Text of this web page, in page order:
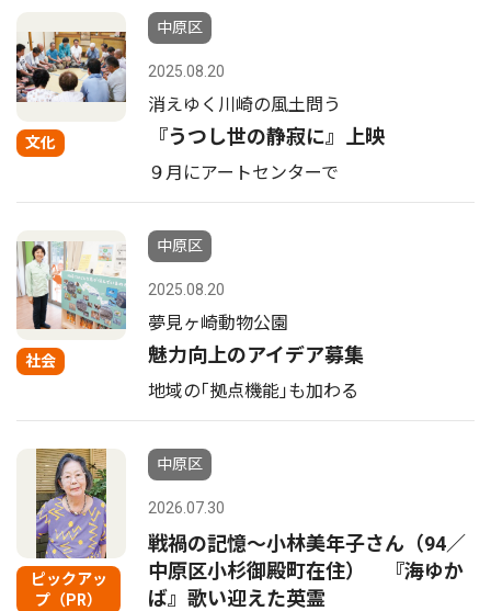
文化
中原区
2025.08.20
消えゆく川崎の風土問う
『うつし世の静寂に』上映
９月にアートセンターで
社会
中原区
2025.08.20
夢見ヶ崎動物公園
魅力向上のアイデア募集
地域の｢拠点機能｣も加わる
ピックアッ
プ（PR）
中原区
2026.07.30
戦禍の記憶〜小林美年子さん（94／
中原区小杉御殿町在住） 『海ゆか
ば』歌い迎えた英霊